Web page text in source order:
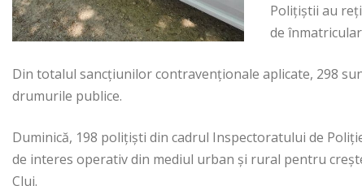
Poliţiştii au
de
Din totalul sancţiunilor contravenţionale aplicate, 298
drumurile publice.
Duminică, 198 poliţişti din cadrul Inspectoratului de
de interes operativ din mediul urban şi rural pentru
Cluj.